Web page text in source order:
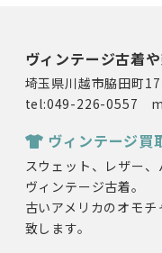
ヴィンテージ古着
埼玉県川越市脇田町
tel:049-226-0557
ヴィンテージ買
スウェット、レザー
ヴィンテージ古着。
古いアメリカのオモ
致します。